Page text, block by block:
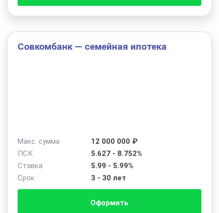
Совкомбанк — семейная ипотека
Макс. сумма
12 000 000 ₽
ПСК
5.627 - 8.752%
Ставка
5.99 - 5.99%
Срок
3 - 30 лет
Оформить